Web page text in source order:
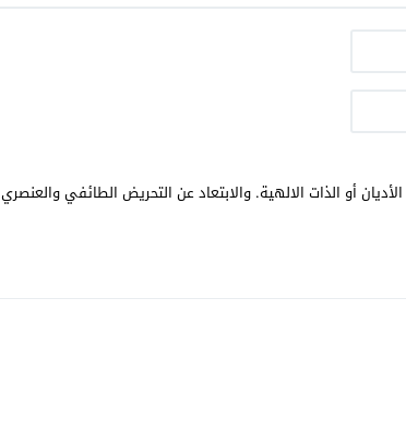
أو الذات الالهية. والابتعاد عن التحريض الطائفي والعنصري